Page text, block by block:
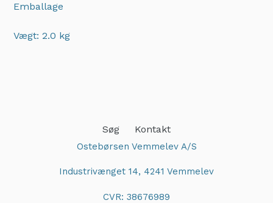
Emballage
Vægt: 2.0 kg
Søg Kontakt
Ostebørsen Vemmelev A/S
Industrivænget 14, 4241 Vemmelev
CVR: 38676989